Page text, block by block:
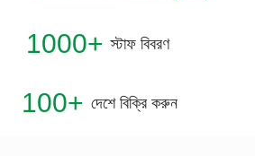
1000+ স্টাফ বিবরণ
100+ দেশে বিক্রি করুন